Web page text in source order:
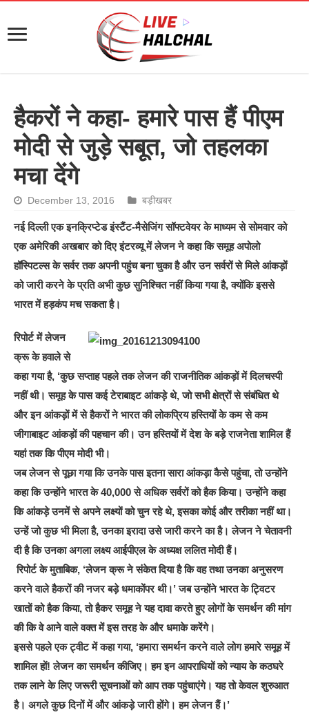
हैकरों ने कहा- हमारे पास हैं पीएम
मोदी से जुड़े सबूत, जो तहलका
मचा देंगे
December 13, 2016 बड़ीखबर
नई दिल्ली एक इनक्रिप्टेड इंस्टैंट-मैसेजिंग सॉफ्टवेयर के माध्यम से सोमवार को
एक अमेरिकी अखबार को दिए इंटरव्यू में लेजन ने कहा कि समूह अपोलो
हॉस्पिटल्स के सर्वर तक अपनी पहुंच बना चुका है और उन सर्वरों से मिले आंकड़ों
को जारी करने के प्रति अभी कुछ सुनिश्चित नहीं किया गया है, क्योंकि इससे
भारत में हड़कंप मच सकता है।
रिपोर्ट में लेजन
क्रू के हवाले से
कहा गया है, ‘कुछ सप्ताह पहले तक लेजन की राजनीतिक आंकड़ों में दिलचस्पी
नहीं थी। समूह के पास कई टेराबाइट आंकड़े थे, जो सभी क्षेत्रों से संबंधित थे
और इन आंकड़ों में से हैकरों ने भारत की लोकप्रिय हस्तियों के कम से कम
जीगाबाइट आंकड़ों की पहचान की। उन हस्तियों में देश के बड़े राजनेता शामिल हैं
यहां तक कि पीएम मोदी भी।
जब लेजन से पूछा गया कि उनके पास इतना सारा आंकड़ा कैसे पहुंचा, तो उन्होंने
कहा कि उन्होंने भारत के 40,000 से अधिक सर्वरों को हैक किया। उन्होंने कहा
कि आंकड़े उनमें से अपने लक्ष्यों को चुन रहे थे, इसका कोई और तरीका नहीं था।
उन्हें जो कुछ भी मिला है, उनका इरादा उसे जारी करने का है। लेजन ने चेतावनी
दी है कि उनका अगला लक्ष्य आईपीएल के अध्यक्ष ललित मोदी हैं।
रिपोर्ट के मुताबिक, ‘लेजन क्रू ने संकेत दिया है कि वह तथा उनका अनुसरण
करने वाले हैकरों की नजर बड़े धमाकोंपर थी।’ जब उन्होंने भारत के ट्विटर
खातों को हैक किया, तो हैकर समूह ने यह दावा करते हुए लोगों के समर्थन की मांग
की कि वे आने वाले वक्त में इस तरह के और धमाके करेंगे।
इससे पहले एक ट्वीट में कहा गया, ‘हमारा समर्थन करने वाले लोग हमारे समूह में
शामिल हों! लेजन का समर्थन कीजिए। हम इन आपराधियों को न्याय के कठघरे
तक लाने के लिए जरूरी सूचनाओं को आप तक पहुंचाएंगे। यह तो केवल शुरुआत
है। अगले कुछ दिनों में और आंकड़े जारी होंगे। हम लेजन हैं।’